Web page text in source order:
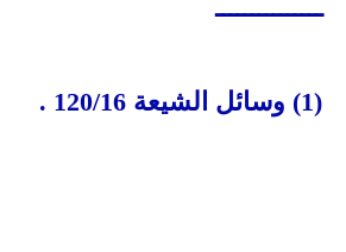
ـــــــــــــــ
(1) وسائل الشيعة 120/16 .